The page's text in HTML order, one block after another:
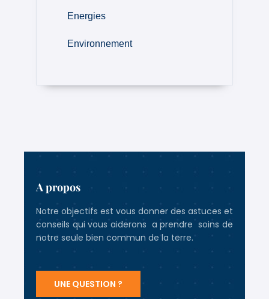
Energies
Environnement
A propos
Notre objectifs est vous donner des astuces et
conseils qui vous aiderons a prendre soins de
notre seule bien commun de la terre.
UNE QUESTION ?